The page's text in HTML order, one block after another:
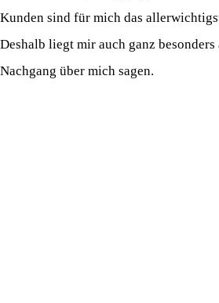
Kunden sind für mich das
Deshalb liegt mir auch ganz besonders
Nachgang über mich sagen.